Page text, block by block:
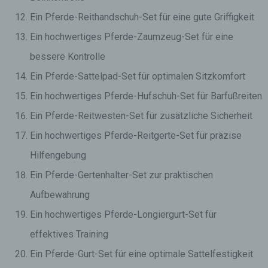
Ein Pferde-Reithandschuh-Set für eine gute Griffigkeit
Ein hochwertiges Pferde-Zaumzeug-Set für eine
bessere Kontrolle
Ein Pferde-Sattelpad-Set für optimalen Sitzkomfort
Ein hochwertiges Pferde-Hufschuh-Set für Barfußreiten
Ein Pferde-Reitwesten-Set für zusätzliche Sicherheit
Ein hochwertiges Pferde-Reitgerte-Set für präzise
Hilfengebung
Ein Pferde-Gertenhalter-Set zur praktischen
Aufbewahrung
Ein hochwertiges Pferde-Longiergurt-Set für
effektives Training
Ein Pferde-Gurt-Set für eine optimale Sattelfestigkeit